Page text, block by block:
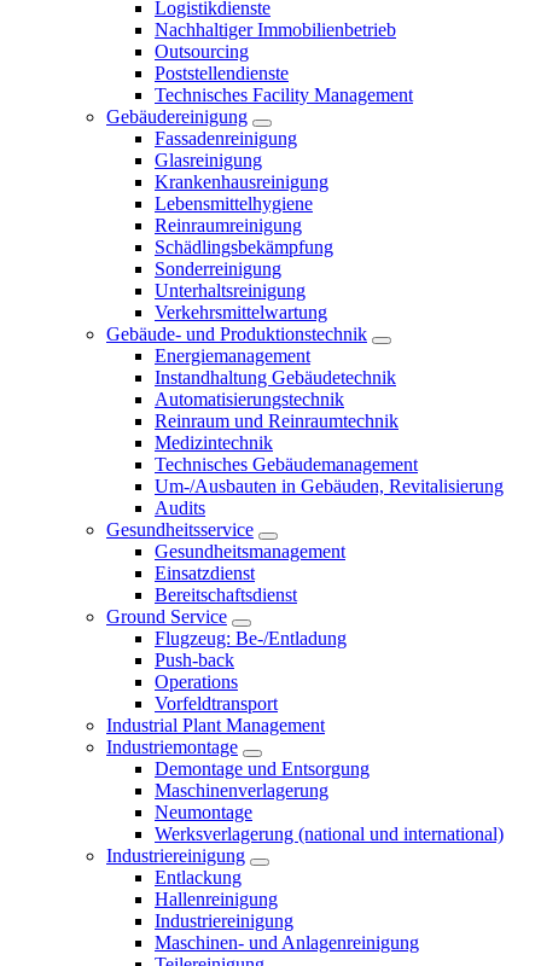
Logistikdienste
Nachhaltiger Immobilienbetrieb
Outsourcing
Poststellendienste
Technisches Facility Management
Gebäudereinigung
Fassadenreinigung
Glasreinigung
Krankenhausreinigung
Lebensmittelhygiene
Reinraumreinigung
Schädlingsbekämpfung
Sonderreinigung
Unterhaltsreinigung
Verkehrsmittelwartung
Gebäude- und Produktionstechnik
Energiemanagement
Instandhaltung Gebäudetechnik
Automatisierungstechnik
Reinraum und Reinraumtechnik
Medizintechnik
Technisches Gebäudemanagement
Um-/Ausbauten in Gebäuden, Revitalisierung
Audits
Gesundheitsservice
Gesundheitsmanagement
Einsatzdienst
Bereitschaftsdienst
Ground Service
Flugzeug: Be-/Entladung
Push-back
Operations
Vorfeldtransport
Industrial Plant Management
Industriemontage
Demontage und Entsorgung
Maschinenverlagerung
Neumontage
Werksverlagerung (national und international)
Industriereinigung
Entlackung
Hallenreinigung
Industriereinigung
Maschinen- und Anlagenreinigung